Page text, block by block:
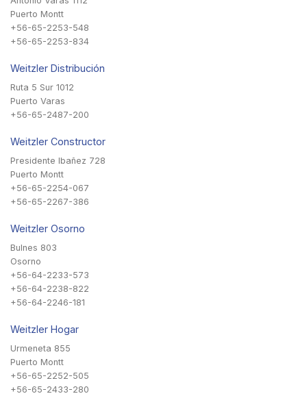
Puerto Montt
+56-65-2253-548
+56-65-2253-834
Weitzler Distribución
Ruta 5 Sur 1012
Puerto Varas
+56-65-2487-200
Weitzler Constructor
Presidente Ibañez 728
Puerto Montt
+56-65-2254-067
+56-65-2267-386
Weitzler Osorno
Bulnes 803
Osorno
+56-64-2233-573
+56-64-2238-822
+56-64-2246-181
Weitzler Hogar
Urmeneta 855
Puerto Montt
+56-65-2252-505
+56-65-2433-280